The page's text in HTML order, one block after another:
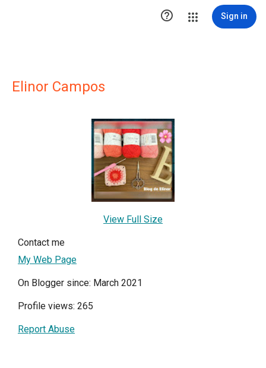
 Sign in
Elinor Campos
View Full Size
Contact me
My Web Page
On Blogger since: March 2021
Profile views: 265
Report Abuse